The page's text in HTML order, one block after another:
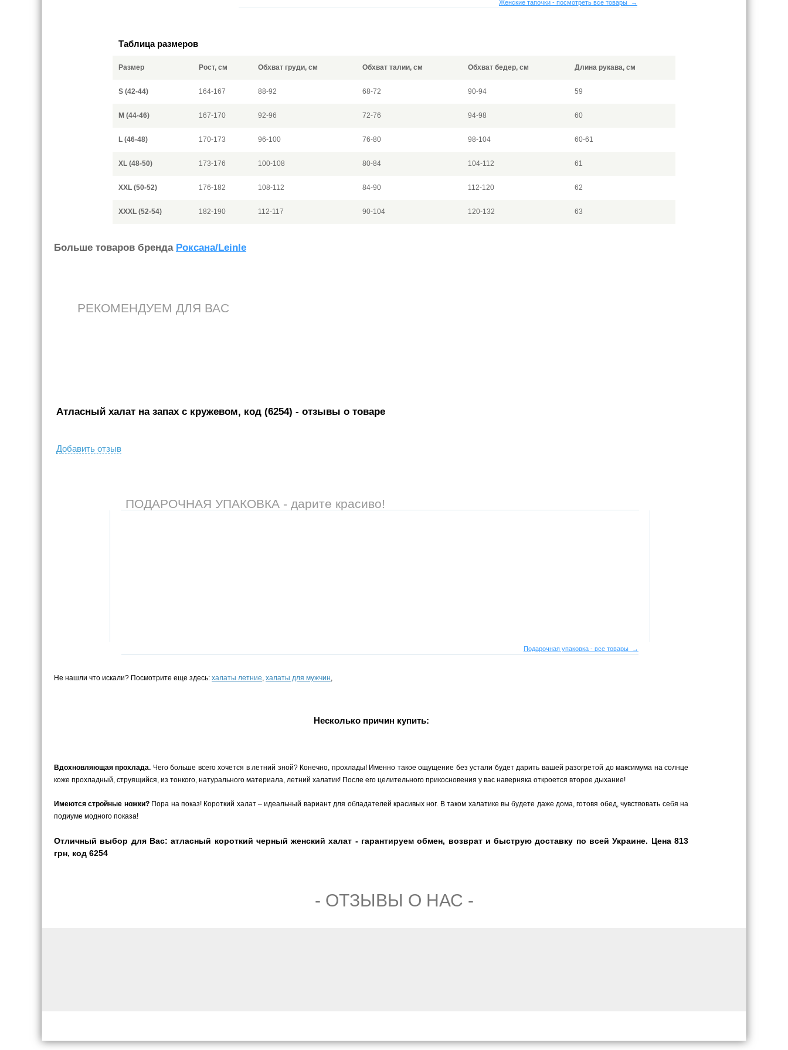
Женские тапочки - посмотреть все товары →
Таблица размеров
Размер Рост, см Обхват груди, см Обхват талии, см Обхват бедер, см Длина рукава, см
S (42-44) 164-167 88-92 68-72 90-94 59
M (44-46) 167-170 92-96 72-76 94-98 60
L (46-48) 170-173 96-100 76-80 98-104 60-61
XL (48-50) 173-176 100-108 80-84 104-112 61
XXL (50-52) 176-182 108-112 84-90 112-120 62
XXXL (52-54) 182-190 112-117 90-104 120-132 63
Больше товаров бренда Роксана/Leinle
РЕКОМЕНДУЕМ ДЛЯ ВАС
Атласный халат на запах с кружевом, код (6254) - отзывы о товаре
Добавить отзыв
ПОДАРОЧНАЯ УПАКОВКА - дарите красиво!
Подарочная упаковка - все товары →
Не нашли что искали? Посмотрите еще здесь: халаты летние, халаты для мужчин,
Несколько причин купить:
Вдохновляющая прохлада. Чего больше всего хочется в летний зной? Конечно, прохлады! Именно такое ощущение без устали будет дарить вашей разогретой до максимума на солнце
коже прохладный, струящийся, из тонкого, натурального материала, летний халатик! После его целительного прикосновения у вас наверняка откроется второе дыхание!
Имеются стройные ножки?Пора на показ! Короткий халат – идеальный вариант для обладателей красивых ног. В таком халатике вы будете даже дома, готовя обед, чувствовать себя на
подиуме модного показа!
Отличный выбор для Вас: атласный короткий черный женский халат - гарантируем обмен, возврат и быструю доставку по всей Украине. Цена 813
грн, код 6254
- ОТЗЫВЫ О НАС -